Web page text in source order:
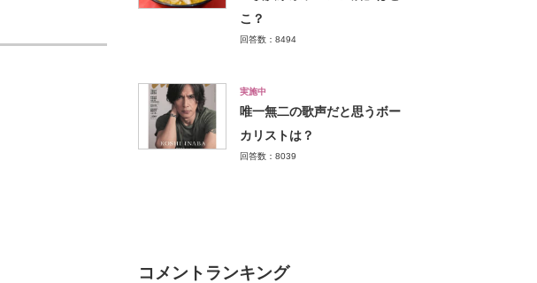
こ？
回答数：8494
実施中
唯一無二の歌声だと思うボー
カリストは？
回答数：8039
コメントランキング